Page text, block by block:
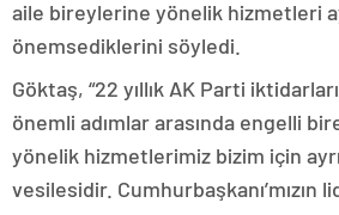
aile bireylerine yönelik hizmetleri
önemsediklerini söyledi.
Göktaş, “22 yıllık AK Parti
önemli adımlar arasında engelli
yönelik hizmetlerimiz bizim için
vesilesidir. Cumhurbaşkanı’mızın